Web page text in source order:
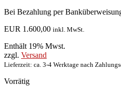
Bei Bezahlung per
EUR 1.600,00 inkl. MwSt.
Enthält 19% Mwst.
zzgl. Versand
Lieferzeit: ca. 3-4 Werktage nach
Vorrätig